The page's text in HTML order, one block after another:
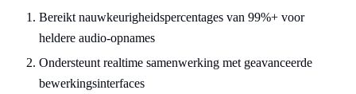
Bereikt nauwkeurigheidspercentages van 99%+ voor
heldere audio-opnames
Ondersteunt realtime samenwerking met geavanceerde
bewerkingsinterfaces